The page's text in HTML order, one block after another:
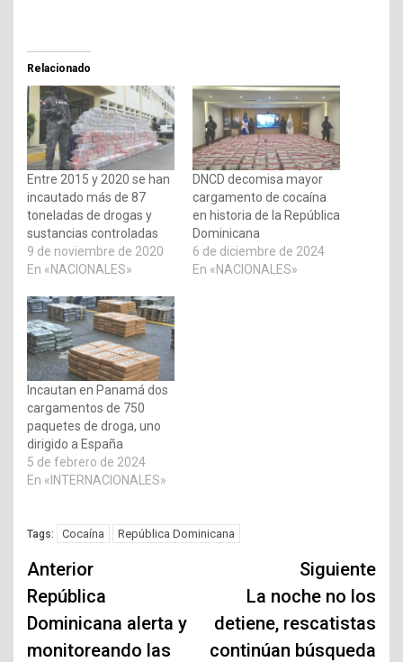
Relacionado
Entre 2015 y 2020 se han
incautado más de 87
toneladas de drogas y
sustancias controladas
9 de noviembre de 2020
En «NACIONALES»
DNCD decomisa mayor
cargamento de cocaína
en historia de la República
Dominicana
6 de diciembre de 2024
En «NACIONALES»
Incautan en Panamá dos
cargamentos de 750
paquetes de droga, uno
dirigido a España
5 de febrero de 2024
En «INTERNACIONALES»
Tags: Cocaína República Dominicana
Navegación
de
entradas
Anterior
República
Dominicana alerta y
monitoreando las
Siguiente
La noche no los
detiene, rescatistas
continúan búsqueda